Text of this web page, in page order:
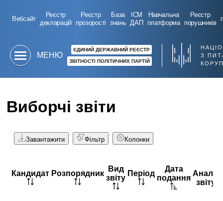
Вебсайт
Реєстр
декларацій
Реєстр
прозорості
База
знань
ІСМ
ДАП
Навчальна
платформа
Реєстр
порушників
МЕНЮ
ЄДИНИЙ ДЕРЖАВНИЙ РЕЄСТР
ЗВІТНОСТІ ПОЛІТИЧНИХ ПАРТІЙ
З
Виборчі звіти
Завантажити Фільтр Колонки
Кандидат Розпорядник
Вид
звіту
Період
Дата
подання
Аналіз
звіту